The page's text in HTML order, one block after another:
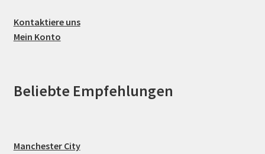
Kontaktiere uns
Mein Konto
Beliebte Empfehlungen
Manchester City